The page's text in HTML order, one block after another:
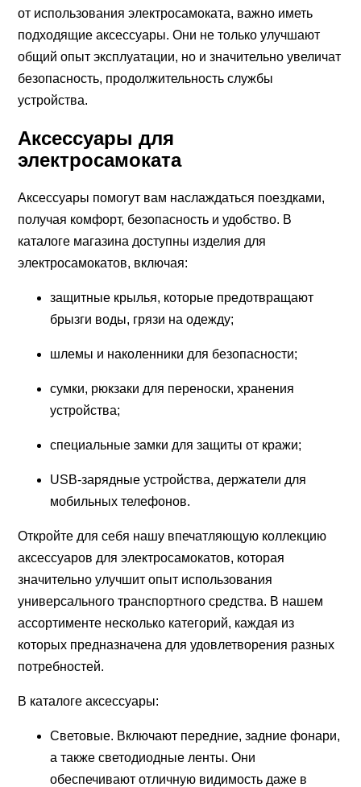
от использования электросамоката, важно иметь
подходящие аксессуары. Они не только улучшают
общий опыт эксплуатации, но и значительно увеличат
безопасность, продолжительность службы
устройства.
Аксессуары для
электросамоката
Аксессуары помогут вам наслаждаться поездками,
получая комфорт, безопасность и удобство. В
каталоге магазина доступны изделия для
электросамокатов, включая:
защитные крылья, которые предотвращают
брызги воды, грязи на одежду;
шлемы и наколенники для безопасности;
сумки, рюкзаки для переноски, хранения
устройства;
специальные замки для защиты от кражи;
USB-зарядные устройства, держатели для
мобильных телефонов.
Откройте для себя нашу впечатляющую коллекцию
аксессуаров для электросамокатов, которая
значительно улучшит опыт использования
универсального транспортного средства. В нашем
ассортименте несколько категорий, каждая из
которых предназначена для удовлетворения разных
потребностей.
В каталоге аксессуары:
Световые. Включают передние, задние фонари,
а также светодиодные ленты. Они
обеспечивают отличную видимость даже в